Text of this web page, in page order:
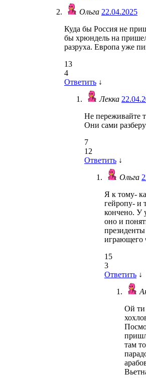
Ольга 22.04.2025
Куда бы Россия не
бы хрюндель на
разруха. Европа уже
13
4
Ответить ↓
Лекка
Не переживайте
Они сами
7
12
Ответить ↓
Ольга
Я к тому-
гейропу- и
кончено. У
оно и
играющего
15
3
Ответить ↓
Ой ти
там